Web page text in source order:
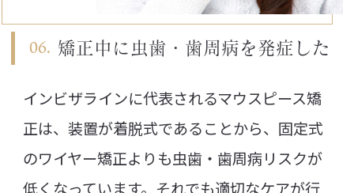
矯正中に虫歯・歯周病を発症した
インビザラインに代表されるマウスピース矯
正は、装置が着脱式であることから、固定式
のワイヤー矯正よりも虫歯・歯周病リスクが
低くなっています。それでも適切なケアが行